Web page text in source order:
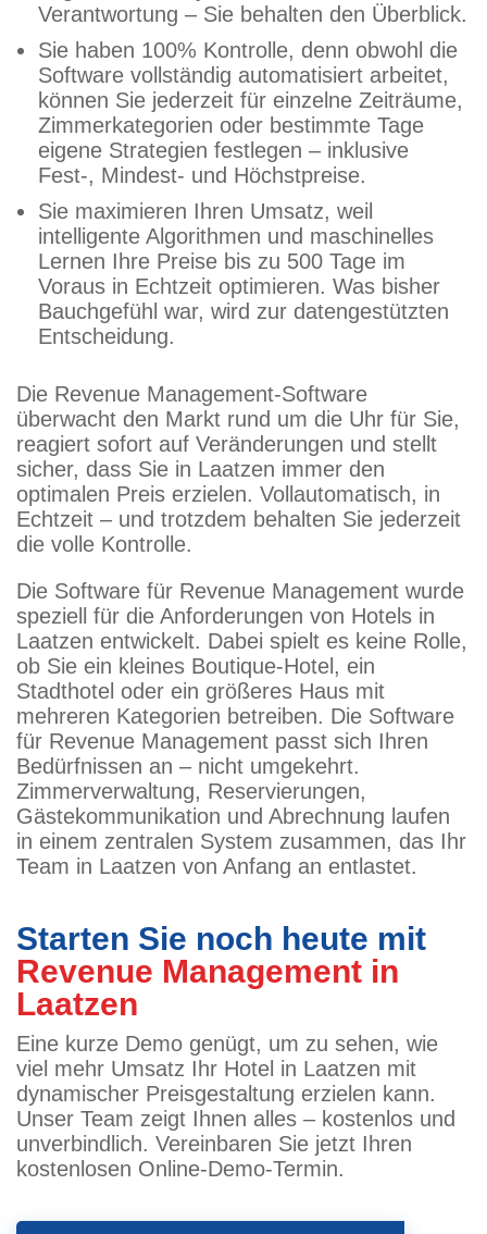
Verantwortung – Sie behalten den Überblick.
Sie haben 100% Kontrolle, denn obwohl die
Software vollständig automatisiert arbeitet,
können Sie jederzeit für einzelne Zeiträume,
Zimmerkategorien oder bestimmte Tage
eigene Strategien festlegen – inklusive
Fest-, Mindest- und Höchstpreise.
Sie maximieren Ihren Umsatz, weil
intelligente Algorithmen und maschinelles
Lernen Ihre Preise bis zu 500 Tage im
Voraus in Echtzeit optimieren. Was bisher
Bauchgefühl war, wird zur datengestützten
Entscheidung.
Die Revenue Management-Software
überwacht den Markt rund um die Uhr für Sie,
reagiert sofort auf Veränderungen und stellt
sicher, dass Sie in Laatzen immer den
optimalen Preis erzielen. Vollautomatisch, in
Echtzeit – und trotzdem behalten Sie jederzeit
die volle Kontrolle.
Die Software für Revenue Management wurde
speziell für die Anforderungen von Hotels in
Laatzen entwickelt. Dabei spielt es keine Rolle,
ob Sie ein kleines Boutique-Hotel, ein
Stadthotel oder ein größeres Haus mit
mehreren Kategorien betreiben. Die Software
für Revenue Management passt sich Ihren
Bedürfnissen an – nicht umgekehrt.
Zimmerverwaltung, Reservierungen,
Gästekommunikation und Abrechnung laufen
in einem zentralen System zusammen, das Ihr
Team in Laatzen von Anfang an entlastet.
Starten Sie noch heute mit
Revenue Management in
Laatzen
Eine kurze Demo genügt, um zu sehen, wie
viel mehr Umsatz Ihr Hotel in Laatzen mit
dynamischer Preisgestaltung erzielen kann.
Unser Team zeigt Ihnen alles – kostenlos und
unverbindlich. Vereinbaren Sie jetzt Ihren
kostenlosen Online-Demo-Termin.